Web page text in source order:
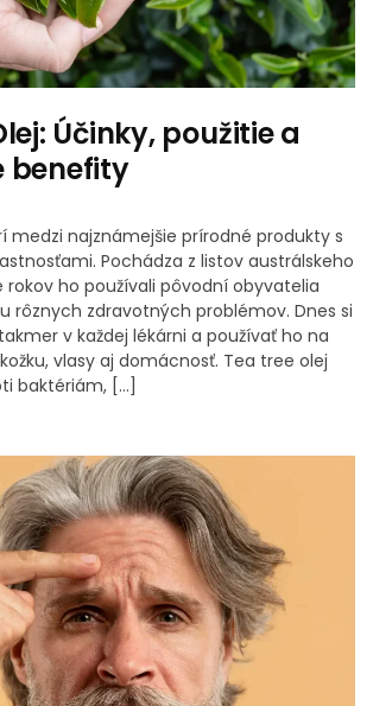
Účinky, použitie a
benefity
medzi najznámejšie prírodné produkty s
Pochádza z listov austrálskeho
ho používali pôvodní obyvatelia
rôznych zdravotných problémov. Dnes si
v každej lékárni a používať ho na
vlasy aj domácnosť. Tea tree olej
baktériám, […]